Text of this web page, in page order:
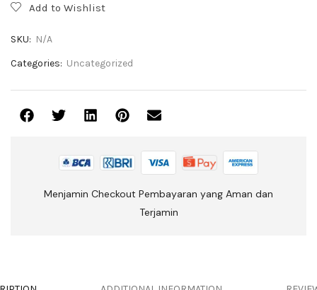
Add to Wishlist
SKU: N/A
Categories: Uncategorized
Menjamin Checkout Pembayaran yang Aman dan
Terjamin